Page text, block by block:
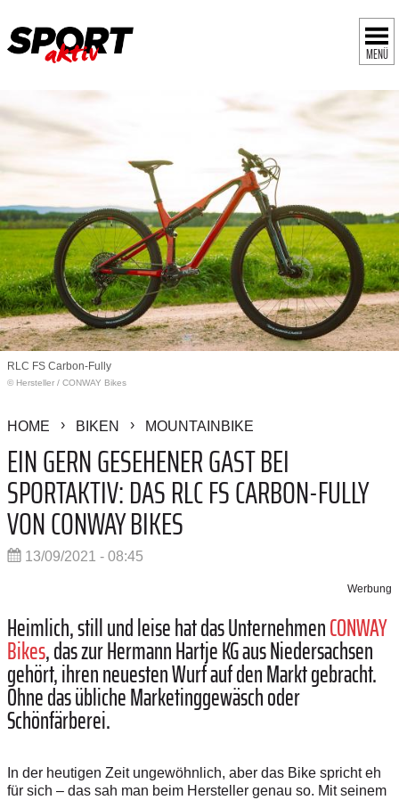
MENÜ
RLC FS Carbon-Fully
© Hersteller / CONWAY Bikes
HOME BIKEN MOUNTAINBIKE
EIN GERN GESEHENER GAST BEI
SPORTAKTIV: DAS RLC FS CARBON-FULLY
VON CONWAY BIKES
13/09/2021 - 08:45
Werbung
Heimlich, still und leise hat das UnternehmenCONWAY
Bikes, das zur Hermann Hartje KG aus Niedersachsen
gehört, ihren neuesten Wurf auf den Markt gebracht.
Ohne das übliche Marketinggewäsch oder
Schönfärberei.
In der heutigen Zeit ungewöhnlich, aber das Bike spricht eh
für sich – das sah man beim Hersteller genau so. Mit seinem